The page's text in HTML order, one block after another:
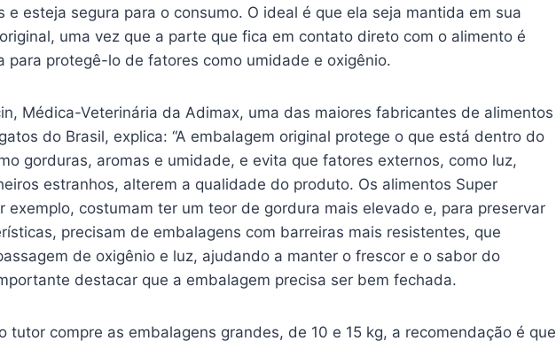
e esteja segura para o consumo. O ideal é que ela seja mantida em sua
uma vez que a parte que fica em contato direto com o alimento é
para protegê-lo de fatores como umidade e oxigênio.
Médica-Veterinária da Adimax, uma das maiores fabricantes de alimentos
do Brasil, explica: “A embalagem original protege o que está dentro do
gorduras, aromas e umidade, e evita que fatores externos, como luz,
estranhos, alterem a qualidade do produto. Os alimentos Super
exemplo, costumam ter um teor de gordura mais elevado e, para preservar
precisam de embalagens com barreiras mais resistentes, que
de oxigênio e luz, ajudando a manter o frescor e o sabor do
destacar que a embalagem precisa ser bem fechada.
tutor compre as embalagens grandes, de 10 e 15 kg, a recomendação é que